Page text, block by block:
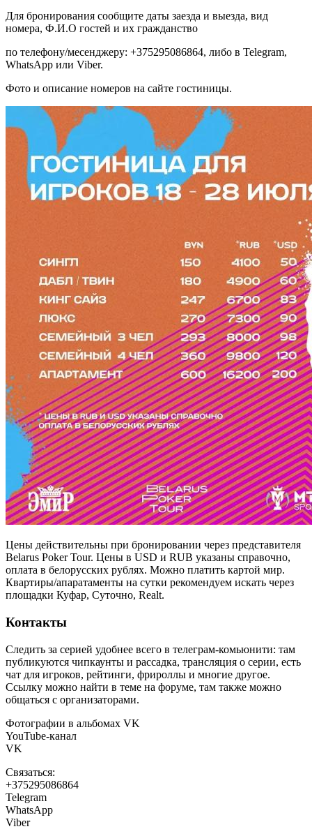
Для бронирования сообщите даты заезда и выезда, вид
номера, Ф.И.О гостей и их гражданство
по телефону/месенджеру: +375295086864, либо в Telegram,
WhatsApp или Viber.
Фото и описание номеров на сайте гостиницы.
Цены действительны при бронировании через представителя
Belarus Poker Tour. Цены в USD и RUB указаны справочно,
оплата в белорусских рублях. Можно платить картой мир.
Квартиры/апаратаменты на сутки рекомендуем искать через
площадки Куфар, Суточно, Realt.
Контакты
Следить за серией удобнее всего в телеграм-комьюнити: там
публикуются чипкаунты и рассадка, трансляция о серии, есть
чат для игроков, рейтинги, фрироллы и многие другое.
Ссылку можно найти в теме на форуме, там также можно
общаться с организаторами.
Фотографии в альбомах VK
YouTube-канал
VK
Связаться:
+375295086864
Telegram
WhatsApp
Viber